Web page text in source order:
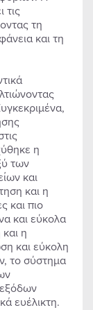
τις
τη
και τη
η
των
και
και η
και πιο
και εύκολα
η
και εύκολη
το σύστημα
εξόδων
ευέλικτη.